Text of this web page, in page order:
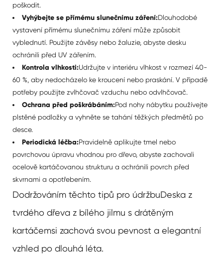
poškodit.
Vyhýbejte se přímému slunečnímu záření:Dlouhodobé
vystavení přímému slunečnímu záření může způsobit
vyblednutí. Použijte závěsy nebo žaluzie, abyste desku
ochránili před UV zářením.
Kontrola vlhkosti:Udržujte v interiéru vlhkost v rozmezí 40-
60 %, aby nedocházelo ke kroucení nebo praskání. V případě
potřeby použijte zvlhčovač vzduchu nebo odvlhčovač.
Ochrana před poškrábáním:Pod nohy nábytku používejte
plstěné podložky a vyhněte se tahání těžkých předmětů po
desce.
Periodická léčba:Pravidelně aplikujte tmel nebo
povrchovou úpravu vhodnou pro dřevo, abyste zachovali
ocelově kartáčovanou strukturu a ochránili povrch před
skvrnami a opotřebením.
Dodržováním těchto tipů pro údržbuDeska z
tvrdého dřeva z bílého jilmu s drátěným
kartáčemsi zachová svou pevnost a elegantní
vzhled po dlouhá léta.